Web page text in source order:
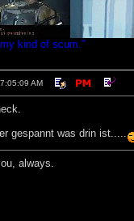
kind of scum."
AM
gespannt was drin ist.....
always.